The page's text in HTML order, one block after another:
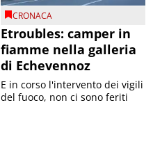
CRONACA
Etroubles: camper in
fiamme nella galleria
di Echevennoz
E in corso l'intervento dei vigili
del fuoco, non ci sono feriti